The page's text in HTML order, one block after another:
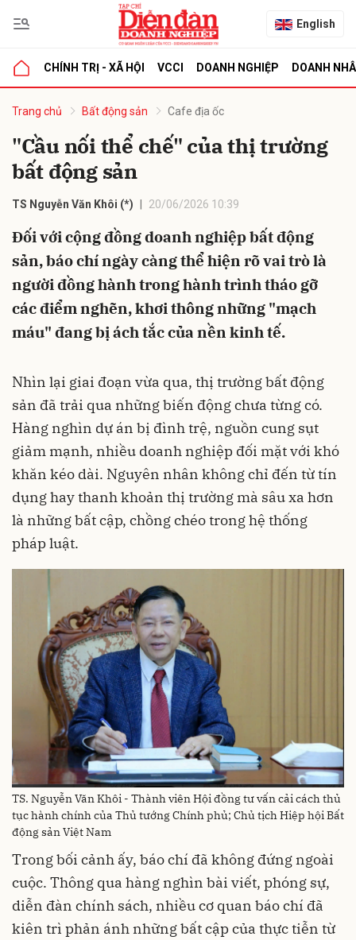
English
CHÍNH TRỊ - XÃ HỘI VCCI DOANH NGHIỆP DOANH
Trang chủ Bất động sản Cafe địa ốc
"Cầu nối thể chế" của thị trường
bất động sản
TS Nguyễn Văn Khôi (*) 20/06/2026 10:39
Đối với cộng đồng doanh nghiệp bất động
sản, báo chí ngày càng thể hiện rõ vai trò là
người đồng hành trong hành trình tháo gỡ
các điểm nghẽn, khơi thông những "mạch
máu" đang bị ách tắc của nền kinh tế.
Nhìn lại giai đoạn vừa qua, thị trường bất động
sản đã trải qua những biến động chưa từng có.
Hàng nghìn dự án bị đình trệ, nguồn cung sụt
giảm mạnh, nhiều doanh nghiệp đối mặt với khó
khăn kéo dài. Nguyên nhân không chỉ đến từ tín
dụng hay thanh khoản thị trường mà sâu xa hơn
là những bất cập, chồng chéo trong hệ thống
pháp luật.
TS. Nguyễn Văn Khôi - Thành viên Hội đồng tư vấn cải cách thủ
tục hành chính của Thủ tướng Chính phủ; Chủ tịch Hiệp hội Bất
động sản Việt Nam
Trong bối cảnh ấy, báo chí đã không đứng ngoài
cuộc. Thông qua hàng nghìn bài viết, phóng sự,
diễn đàn chính sách, nhiều cơ quan báo chí đã
kiên trì phản ánh những bất cập của thực tiễn từ
luận
Hủy